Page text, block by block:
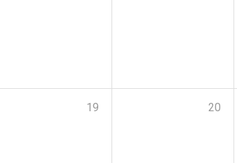
19 20